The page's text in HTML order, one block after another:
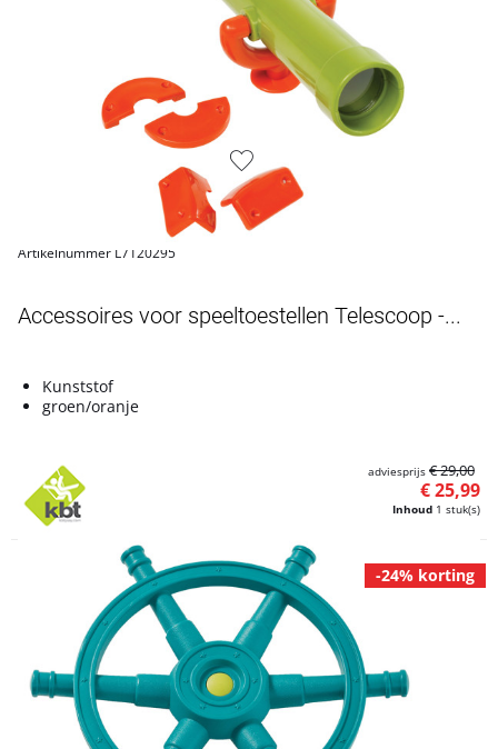
Artikelnummer L7120295
Accessoires voor speeltoestellen Telescoop -...
Kunststof
groen/oranje
Inhoud 1 stuk(s)
€ 25,99
adviesprijs € 29,00
-24% korting